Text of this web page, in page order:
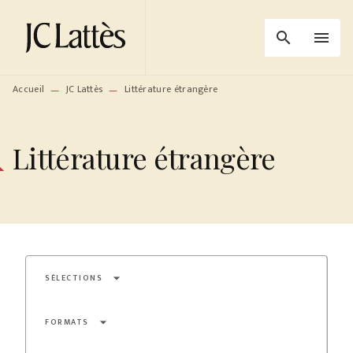
MENU RECHERCHE
PIED DE PAGE
search menu
Accueil — JC Lattès — Littérature étrangère
Littérature étrangère
SÉLECTIONS arrow_drop_down
FORMATS arrow_drop_down